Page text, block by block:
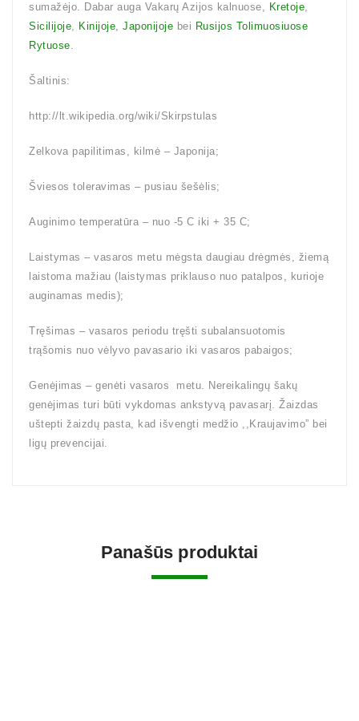
sumažėjo. Dabar auga Vakarų Azijos kalnuose, Kretoje,
Sicilijoje, Kinijoje, Japonijoje bei Rusijos Tolimuosiuose
Rytuose.
Šaltinis:
http://lt.wikipedia.org/wiki/Skirpstulas
Zelkova papilitimas, kilmė – Japonija;
Šviesos toleravimas – pusiau šešėlis;
Auginimo temperatūra – nuo -5 C iki + 35 C;
Laistymas – vasaros metu mėgsta daugiau drėgmės, žiemą
laistoma mažiau (laistymas priklauso nuo patalpos, kurioje
auginamas medis);
Tręšimas – vasaros periodu tręšti subalansuotomis
trąšomis nuo vėlyvo pavasario iki vasaros pabaigos;
Genėjimas – genėti vasaros metu. Nereikalingų šakų
genėjimas turi būti vykdomas ankstyvą pavasarį. Žaizdas
uštepti žaizdų pasta, kad išvengti medžio ,,Kraujavimo” bei
ligų prevencijai.
Panašūs produktai